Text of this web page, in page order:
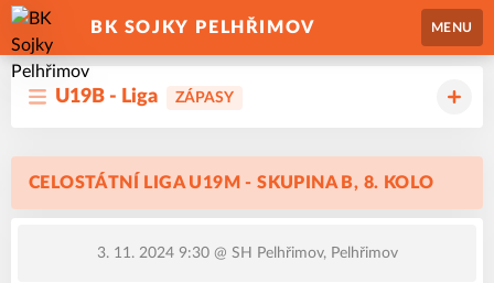
BK SOJKY PELHŘIMOV MENU
U19B - Liga ZÁPASY
CELOSTÁTNÍ LIGA U19M - SKUPINA B, 8. KOLO
3. 11. 2024 9:30@ SH Pelhřimov, Pelhřimov